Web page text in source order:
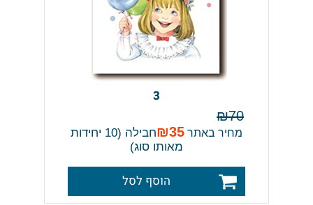
3
₪70
מחיר באתר ₪35
חבילה (10 יחידות
מאותו סוג)
הוסף לסל